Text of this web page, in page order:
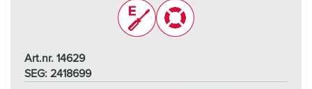
Art.nr. 14629
SEG: 2418699